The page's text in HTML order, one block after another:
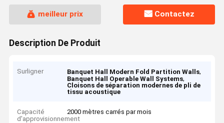
meilleur prix Contactez
Description De Produit
Surligner Banquet Hall Modern Fold Partition Walls,
Banquet Hall Operable Wall Systems,
Cloisons de séparation modernes de pli de
tissu acoustique
Capacité
d'approvisionnement
2000 mètres carrés par mois